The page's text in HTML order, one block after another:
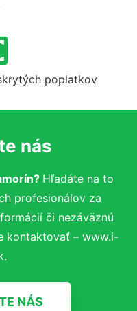
poplatkov
nás
Hľadáte na to
profesionálov za
či nezáväznú
kontaktovať – www.i-
NÁS